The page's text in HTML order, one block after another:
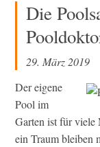
Die
29. März 2019
Der eigene
Pool im
Garten ist für viele
ein Traum bleiben